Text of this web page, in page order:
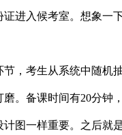
证进入候考室。想象一
节，考生从系统中随机
磨。备课时间有20分钟
计图一样重要。之后就